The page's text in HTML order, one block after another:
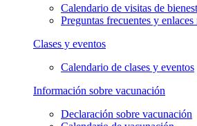
Calendario de visitas de
Preguntas frecuentes y enlaces
Clases y eventos
Calendario de clases y eventos
Información sobre vacunación
Declaración sobre vacunación